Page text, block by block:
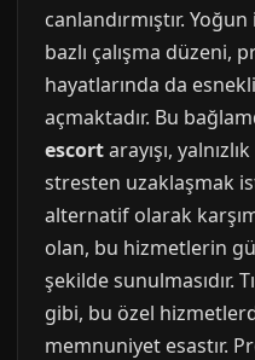
canlandırmıştır.
bazlı çalışma düzeni,
hayatlarında da
açmaktadır. Bu
escortarayışı,
stresten uzaklaşmak
alternatif olarak
olan, bu hizmetlerin
şekilde sunulmasıdır.
gibi, bu özel
memnuniyet esastır.